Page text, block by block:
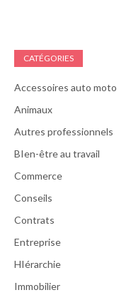
CATÉGORIES
Accessoires auto moto
Animaux
Autres professionnels
BIen-être au travail
Commerce
Conseils
Contrats
Entreprise
HIérarchie
Immobilier